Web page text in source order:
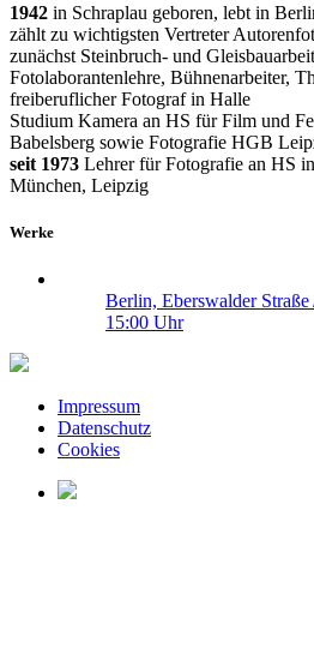
1942 in Schraplau geboren, lebt in
zählt zu wichtigsten Vertreter
zunächst Steinbruch- und
Fotolaborantenlehre, Bühnenarbeiter,
freiberuflicher Fotograf in Halle
Studium Kamera an HS für Film und
Babelsberg sowie Fotografie HGB
seit 1973 Lehrer für Fotografie an HS
München, Leipzig
Werke
Berlin, Eberswalder Straße
15:00 Uhr
Impressum
Datenschutz
Cookies